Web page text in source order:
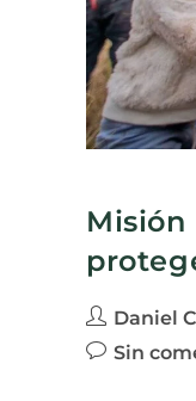
Daniel
Sin